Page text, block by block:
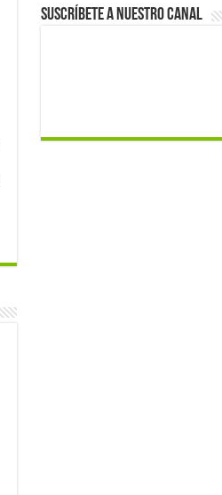
Suscríbete a nuestro canal